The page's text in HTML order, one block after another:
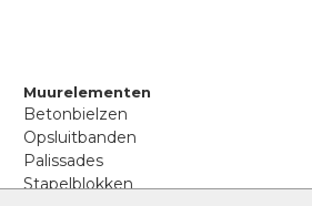
Muurelementen
Betonbielzen
Opsluitbanden
Palissades
Stapelblokken